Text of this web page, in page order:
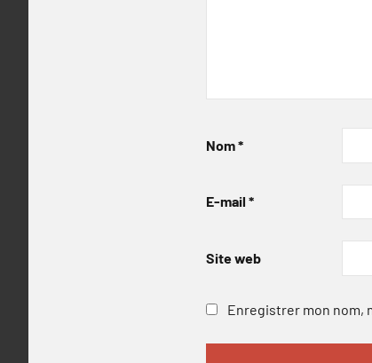
Nom*
E-mail *
Site web
Enregistrer mon nom,